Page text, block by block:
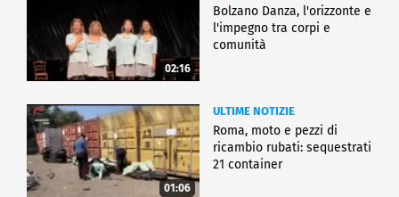
02:16
Bolzano Danza, l'orizzonte e
l'impegno tra corpi e
comunità
01:06
ULTIME NOTIZIE
Roma, moto e pezzi di
ricambio rubati: sequestrati
21 container